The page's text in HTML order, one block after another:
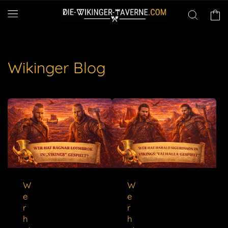
zum
Inhalt
Wikinger Blog
W
e
r
h
W
e
r
h